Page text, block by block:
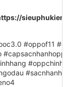
#oppof11